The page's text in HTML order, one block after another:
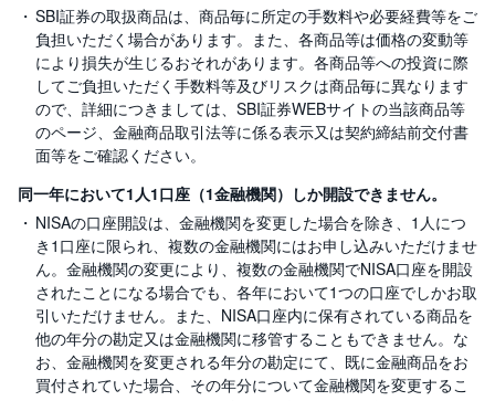
SBI証券の取扱商品は、商品毎に所定の手数料や必要経費等をご
負担いただく場合があります。また、各商品等は価格の変動等
により損失が生じるおそれがあります。各商品等への投資に際
してご負担いただく手数料等及びリスクは商品毎に異なります
ので、詳細につきましては、SBI証券WEBサイトの当該商品等
のページ、金融商品取引法等に係る表示又は契約締結前交付書
面等をご確認ください。
同一年において1人1口座（1金融機関）しか開設できません。
NISAの口座開設は、金融機関を変更した場合を除き、1人につ
き1口座に限られ、複数の金融機関にはお申し込みいただけませ
ん。金融機関の変更により、複数の金融機関でNISA口座を開設
されたことになる場合でも、各年において1つの口座でしかお取
引いただけません。また、NISA口座内に保有されている商品を
他の年分の勘定又は金融機関に移管することもできません。な
お、金融機関を変更される年分の勘定にて、既に金融商品をお
買付されていた場合、その年分について金融機関を変更するこ